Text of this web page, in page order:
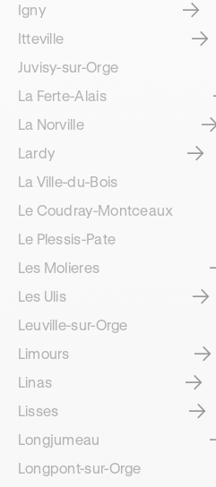
Igny
Itteville
Juvisy-sur-Orge
La Ferte-Alais
La Norville
Lardy
La Ville-du-Bois
Le Coudray-Montceaux
Le Plessis-Pate
Les Molieres
Les Ulis
Leuville-sur-Orge
Limours
Linas
Lisses
Longjumeau
Longpont-sur-Orge